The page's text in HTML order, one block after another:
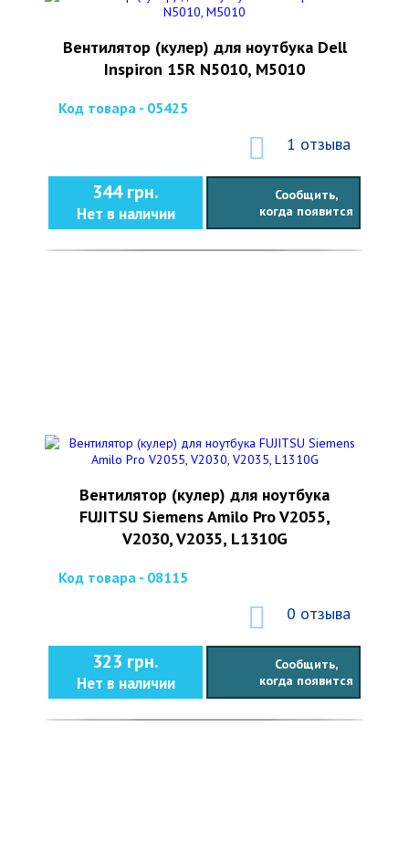
Вентилятор (кулер) для ноутбука Dell
Inspiron 15R N5010, M5010
Код товара - 05425
1 отзыва
344 грн.
Нет в наличии
Сообщить,
когда появится
Вентилятор (кулер) для ноутбука
FUJITSU Siemens Amilo Pro V2055,
V2030, V2035, L1310G
Код товара - 08115
0 отзыва
323 грн.
Нет в наличии
Сообщить,
когда появится